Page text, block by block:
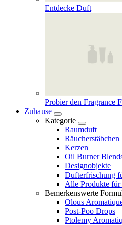
Entdecke Duft
Probier den Fragrance
Zuhause
Kategorie
Raumduft
Räucherstäbchen
Kerzen
Oil Burner
Designobjekte
Dufterfrischung
Alle Produkte für
Bemerkenswerte
Olous
Post-Poo Drops
Ptolemy